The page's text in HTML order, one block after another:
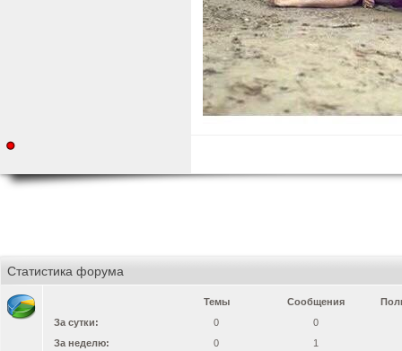
Статистика форума
Темы Сообщения
За сутки:
0
0
За неделю:
0
1